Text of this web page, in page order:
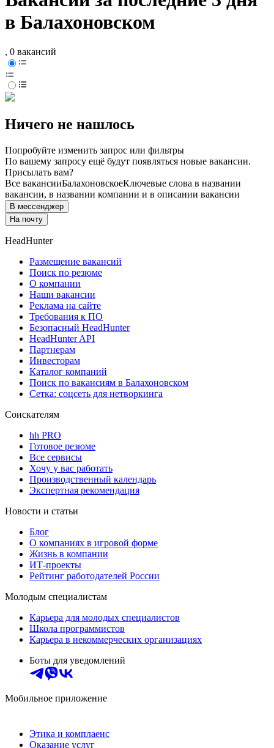
в Балахоновском
, 0 вакансий
Ничего не нашлось
Попробуйте изменить запрос или фильтры
По вашему запросу ещё будут появляться новые вакансии.
Присылать вам?
Все вакансииБалахоновскоеКлючевые слова в названии
вакансии, в названии компании и в описании вакансии
В мессенджер
На почту
HeadHunter
Размещение вакансий
Поиск по резюме
О компании
Наши вакансии
Реклама на сайте
Требования к ПО
Безопасный HeadHunter
HeadHunter API
Партнерам
Инвесторам
Каталог компаний
Поиск по вакансиям в Балахоновском
Сетка: соцсеть для нетворкинга
Соискателям
hh PRO
Готовое резюме
Все сервисы
Хочу у вас работать
Производственный календарь
Экспертная рекомендация
Новости и статьи
Блог
О компаниях в игровой форме
Жизнь в компании
ИТ-проекты
Рейтинг работодателей России
Молодым специалистам
Карьера для молодых специалистов
Школа программистов
Карьера в некоммерческих организациях
Боты для уведомлений
Мобильное приложение
Этика и комплаенс
Оказание услуг